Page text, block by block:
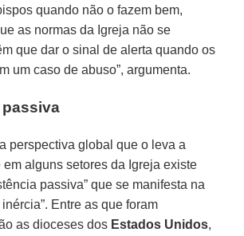
quando não o fazem bem,
as normas da Igreja não se
que dar o sinal de alerta quando os
um caso de abuso”, argumenta.
perspectiva global que o leva a
em alguns setores da Igreja existe
passiva” que se manifesta na
Entre as que foram
as dioceses dos Estados Unidos,